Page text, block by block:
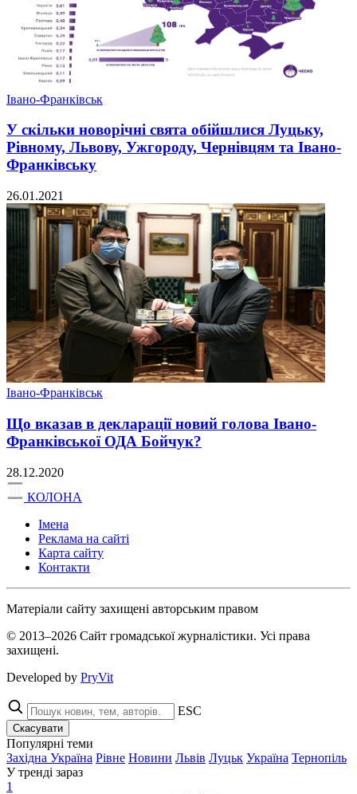
Івано-Франківськ
У скільки новорічні свята обійшлися Луцьку,
Рівному, Львову, Ужгороду, Чернівцям та Івано-
Франківську
26.01.2021
Івано-Франківськ
Що вказав в декларації новий голова Івано-
Франківської ОДА Бойчук?
28.12.2020
КОЛОНА
Імена
Реклама на сайті
Карта сайту
Контакти
Матеріали сайту захищені авторським правом
© 2013–2026 Сайт громадської журналістики. Усі права
захищені.
Developed by PryVit
ESC
Скасувати
Популярні теми
Західна Україна Рівне Новини Львів Луцьк Україна Тернопіль
У тренді зараз
1